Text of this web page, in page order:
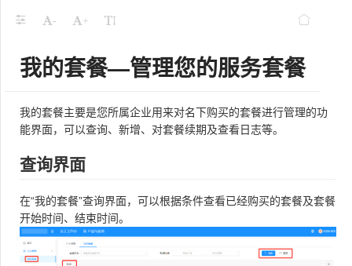
- +
我的套餐—管理您的服务套餐
我的套餐主要是您所属企业用来对名下购买的套餐进行管理的功
能界面，可以查询、新增、对套餐续期及查看日志等。
查询界面
在“我的套餐”查询界面，可以根据条件查看已经购买的套餐及套餐
开始时间、结束时间。